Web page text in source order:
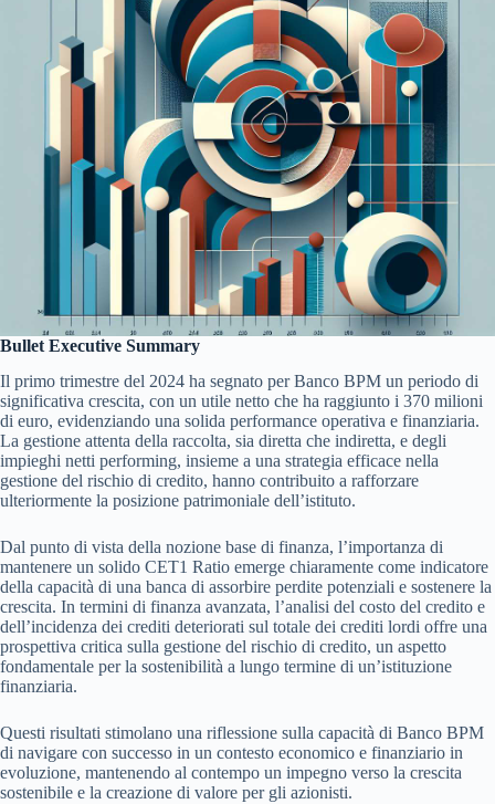
Bullet Executive Summary
Il primo trimestre del 2024 ha segnato per Banco BPM un periodo di
significativa crescita, con un utile netto che ha raggiunto i 370 milioni
di euro, evidenziando una solida performance operativa e finanziaria.
La gestione attenta della raccolta, sia diretta che indiretta, e degli
impieghi netti performing, insieme a una strategia efficace nella
gestione del rischio di credito, hanno contribuito a rafforzare
ulteriormente la posizione patrimoniale dell’istituto.
Dal punto di vista della nozione base di finanza, l’importanza di
mantenere un solido CET1 Ratio emerge chiaramente come indicatore
della capacità di una banca di assorbire perdite potenziali e sostenere la
crescita. In termini di finanza avanzata, l’analisi del costo del credito e
dell’incidenza dei crediti deteriorati sul totale dei crediti lordi offre una
prospettiva critica sulla gestione del rischio di credito, un aspetto
fondamentale per la sostenibilità a lungo termine di un’istituzione
finanziaria.
Questi risultati stimolano una riflessione sulla capacità di Banco BPM
di navigare con successo in un contesto economico e finanziario in
evoluzione, mantenendo al contempo un impegno verso la crescita
sostenibile e la creazione di valore per gli azionisti.